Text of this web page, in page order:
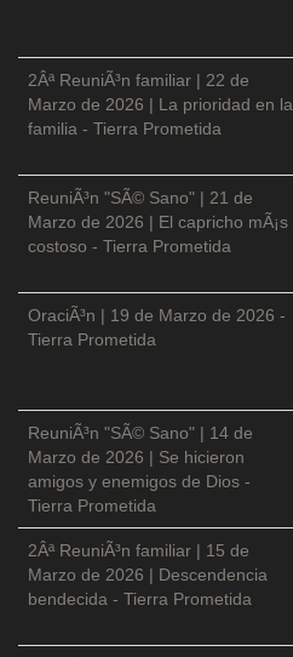
2Âª ReuniÃ³n familiar | 22 de
Marzo de 2026 | La prioridad en la
familia - Tierra Prometida
ReuniÃ³n "SÃ© Sano" | 21 de
Marzo de 2026 | El capricho mÃ¡s
costoso - Tierra Prometida
OraciÃ³n | 19 de Marzo de 2026 -
Tierra Prometida
ReuniÃ³n "SÃ© Sano" | 14 de
Marzo de 2026 | Se hicieron
amigos y enemigos de Dios -
Tierra Prometida
2Âª ReuniÃ³n familiar | 15 de
Marzo de 2026 | Descendencia
bendecida - Tierra Prometida